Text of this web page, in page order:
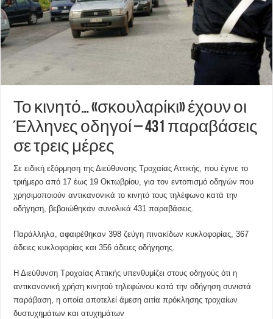
Το κινητό… «σκουλαρίκι» έχουν οι
Έλληνες οδηγοί – 431 παραβάσεις
σε τρεις μέρες
Σε ειδική εξόρμηση της Διεύθυνσης Τροχαίας Αττικής, που έγινε το
τριήμερο από 17 έως 19 Οκτωβρίου, για τον εντοπισμό οδηγών που
χρησιμοποιούν αντικανονικά το κινητό τους τηλέφωνο κατά την
οδήγηση, βεβαιώθηκαν συνολικά 431 παραβάσεις.
Παράλληλα, αφαιρέθηκαν 398 ζεύγη πινακίδων κυκλοφορίας, 367
άδειες κυκλοφορίας και 356 άδειες οδήγησης.
Η Διεύθυνση Τροχαίας Αττικής υπενθυμίζει στους οδηγούς ότι η
αντικανονική χρήση κινητού τηλεφώνου κατά την οδήγηση συνιστά
παράβαση, η οποία αποτελεί άμεση αιτία πρόκλησης τροχαίων
δυστυχημάτων και ατυχημάτων